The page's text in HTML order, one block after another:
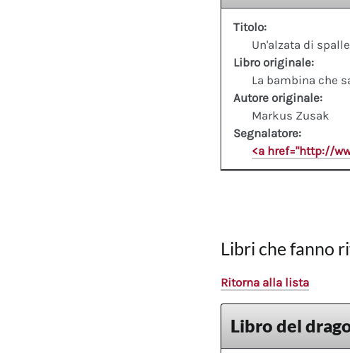
Titolo:
Un'alzata di spalle
Libro originale:
La bambina che
Autore originale:
Markus Zusak
Segnalatore:
<a href="http://
Libri che fanno
Ritorna alla lista
Libro del